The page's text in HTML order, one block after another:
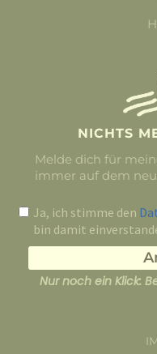
NICHTS
Melde dich für
immer auf dem
Ja, ich stimme den
bin damit
Nur noch ein Klick: